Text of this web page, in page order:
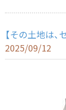
【その土地は
2025/09/12